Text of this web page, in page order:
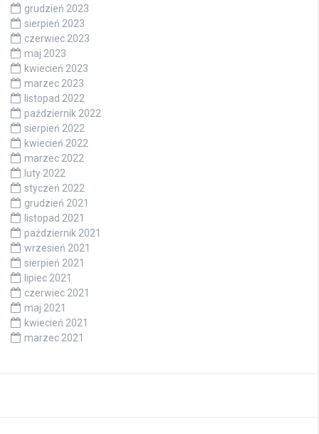
grudzień 2023
sierpień 2023
czerwiec 2023
maj 2023
kwiecień 2023
marzec 2023
listopad 2022
październik 2022
sierpień 2022
kwiecień 2022
marzec 2022
luty 2022
styczeń 2022
grudzień 2021
listopad 2021
październik 2021
wrzesień 2021
sierpień 2021
lipiec 2021
czerwiec 2021
maj 2021
kwiecień 2021
marzec 2021